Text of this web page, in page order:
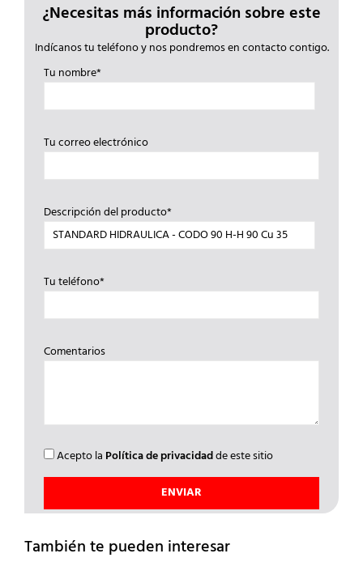
¿Necesitas más información sobre este
producto?
Indícanos tu teléfono y nos pondremos en contacto contigo.
Tu nombre*
Tu correo electrónico
Descripción del producto*
Tu teléfono*
Comentarios
Acepto la Política de privacidadde este sitio
También te pueden interesar